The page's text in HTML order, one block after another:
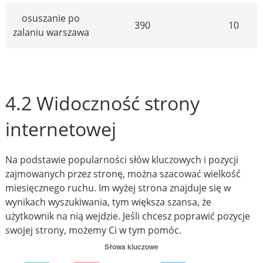
osuszanie po
zalaniu warszawa
390 10
4.2 Widoczność strony
internetowej
Na podstawie popularności słów kluczowych i pozycji
zajmowanych przez stronę, można szacować wielkość
miesięcznego ruchu. Im wyżej strona znajduje się w
wynikach wyszukiwania, tym większa szansa, że
użytkownik na nią wejdzie. Jeśli chcesz poprawić pozycje
swojej strony, możemy Ci w tym pomóc.